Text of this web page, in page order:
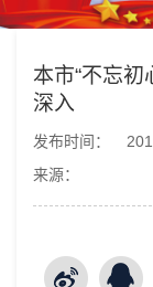
本市“不忘
深入
发布时间：
来源：